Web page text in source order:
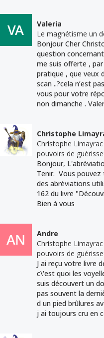
Valeria
Le magnétisme un
Bonjour Cher
question
me suis offerte ,
pratique , que veux
scan ..?cela n’est
vous pour votre
non dimanche .
Christophe
Christophe
pouvoirs de
Bonjour,
Tenir. Vous
des abréviations
162 du livre
Bien à vous
Andre
Christophe
pouvoirs de
J ai reçu votre livre
c\'est quoi les
suis découvert un
pas souvent la
d un pied brûlures
j ai toujours cru en